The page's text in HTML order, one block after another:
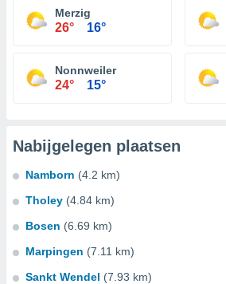
Merzig
26° 16°
Nonnweiler
24° 15°
Nabijgelegen plaatsen
Namborn (4.2 km)
Tholey (4.84 km)
Bosen (6.69 km)
Marpingen (7.11 km)
Sankt Wendel (7.93 km)